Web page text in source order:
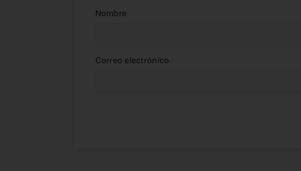
Nombre
Correo electrónico